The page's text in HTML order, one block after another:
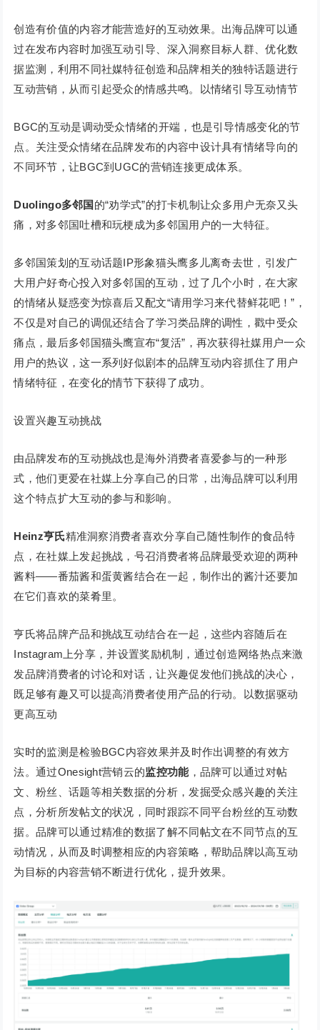
创造有价值的内容才能营造好的互动效果。出海品牌可以通
过在发布内容时加强互动引导、深入洞察目标人群、优化数
据监测，利用不同社媒特征创造和品牌相关的独特话题进行
互动营销，从而引起受众的情感共鸣。以情绪引导互动情节
BGC的互动是调动受众情绪的开端，也是引导情感变化的节
点。关注受众情绪在品牌发布的内容中设计具有情绪导向的
不同环节，让BGC到UGC的营销连接更成体系。
Duolingo多邻国 的“劝学式”的打卡机制让众多用户无奈又头
痛，对多邻国吐槽和玩梗成为多邻国用户的一大特征。
多邻国策划的互动话题IP形象猫头鹰多儿离奇去世，引发广
大用户好奇心投入对多邻国的互动，过了几个小时，在大家
的情绪从疑惑变为惊喜后又配文“请用学习来代替鲜花吧！”，
不仅是对自己的调侃还结合了学习类品牌的调性，戳中受众
痛点，最后多邻国猫头鹰宣布“复活”，再次获得社媒用户一众
用户的热议，这一系列好似剧本的品牌互动内容抓住了用户
情绪特征，在变化的情节下获得了成功。
设置兴趣互动挑战
由品牌发布的互动挑战也是海外消费者喜爱参与的一种形
式，他们更爱在社媒上分享自己的日常，出海品牌可以利用
这个特点扩大互动的参与和影响。
Heinz亨氏精准洞察消费者喜欢分享自己随性制作的食品特
点，在社媒上发起挑战，号召消费者将品牌最受欢迎的两种
酱料——番茄酱和蛋黄酱结合在一起，制作出的酱汁还要加
在它们喜欢的菜肴里。
亨氏将品牌产品和挑战互动结合在一起，这些内容随后在
Instagram上分享，并设置奖励机制，通过创造网络热点来激
发品牌消费者的讨论和对话，让兴趣促发他们挑战的决心，
既足够有趣又可以提高消费者使用产品的行动。以数据驱动
更高互动
实时的监测是检验BGC内容效果并及时作出调整的有效方
法。通过Onesight营销云的监控功能，品牌可以通过对帖
文、粉丝、话题等相关数据的分析，发掘受众感兴趣的关注
点，分析所发帖文的状况，同时跟踪不同平台粉丝的互动数
据。品牌可以通过精准的数据了解不同帖文在不同节点的互
动情况，从而及时调整相应的内容策略，帮助品牌以高互动
为目标的内容营销不断进行优化，提升效果。